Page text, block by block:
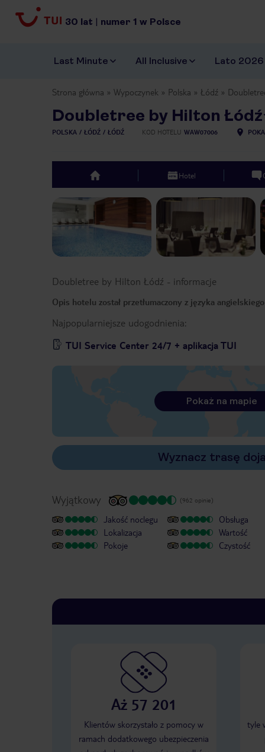
30 lat | numer 1 w Polsce
Last Minute All Inclusive Lato 2026
Strona główna Wypoczynek Polska Łódź
Doubletree by Hilton Łódź
POLSKA ŁÓDŹ ŁÓDŹ KOD HOTELU WAW07006
top Hotel
Previous slide
Doubletree by Hilton Łódź - informacje
Opis hotelu został przetłumaczony z języka
Najpopularniejsze udogodnienia:
TUI Service Center 24/7 + aplikacja TUI
Pokaż na mapie
Wyznacz trasę
Wyjątkowy (962 opinie)
Jakość noclegu
Lokalizacja
Pokoje
Obsługa
Wartość
Czystość
Aż 57 201
Klientów skorzystało z pomocy w
ramach dodatkowego ubezpieczenia
tyle